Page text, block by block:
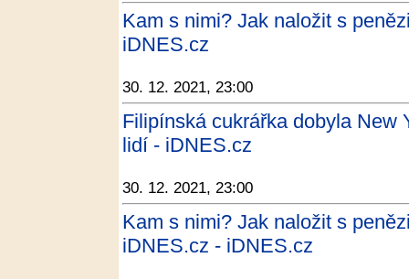
Kam s nimi? Jak naložit s
iDNES.cz
30. 12. 2021, 23:00
Filipínská cukrářka dobyla New
lidí - iDNES.cz
30. 12. 2021, 23:00
Kam s nimi? Jak naložit s
iDNES.cz - iDNES.cz